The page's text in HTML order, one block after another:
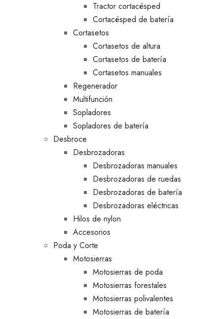
Tractor cortacésped
Cortacésped de batería
Cortasetos
Cortasetos de altura
Cortasetos de batería
Cortasetos manuales
Regenerador
Multifunción
Sopladores
Sopladores de batería
Desbroce
Desbrozadoras
Desbrozadoras manuales
Desbrozadoras de ruedas
Desbrozadoras de batería
Desbrozadoras eléctricas
Hilos de nylon
Accesorios
Poda y Corte
Motosierras
Motosierras de poda
Motosierras forestales
Motosierras polivalentes
Motosierras de batería